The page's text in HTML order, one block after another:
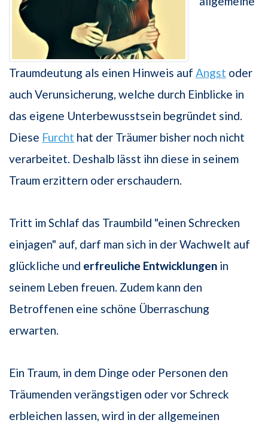
Traumdeutung als einen Hinweis auf Angst oder
auch Verunsicherung, welche durch Einblicke in
das eigene Unterbewusstsein begründet sind.
Diese Furcht hat der Träumer bisher noch nicht
verarbeitet. Deshalb lässt ihn diese in seinem
Traum erzittern oder erschaudern.
Tritt im Schlaf das Traumbild "einen Schrecken
einjagen" auf, darf man sich in der Wachwelt auf
glückliche und erfreuliche Entwicklungen in
seinem Leben freuen. Zudem kann den
Betroffenen eine schöne Überraschung
erwarten.
Ein Traum, in dem Dinge oder Personen den
Träumenden verängstigen oder vor Schreck
erbleichen lassen, wird in der allgemeinen